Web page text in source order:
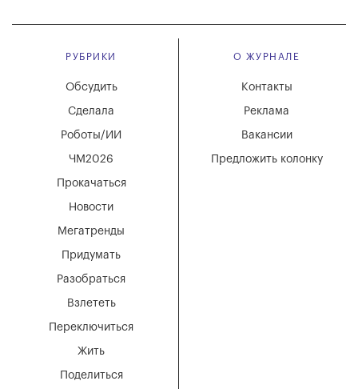
РУБРИКИ
Мегатренды
Придумать
Разобраться
Взлететь
Новости
Переключиться
Жить
Поделиться
Обсудить
Сделала
Роботы/ИИ
ЧМ2026
Прокачаться
О ЖУРНАЛЕ
Вакансии
Реклама
Контакты
Предложить колонку